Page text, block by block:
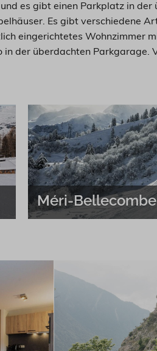
es gibt einen Parkplatz in
Es gibt verschiedene
eingerichtetes Wohnzimmer
der überdachten Parkgarage.
Méri-Bellecombe